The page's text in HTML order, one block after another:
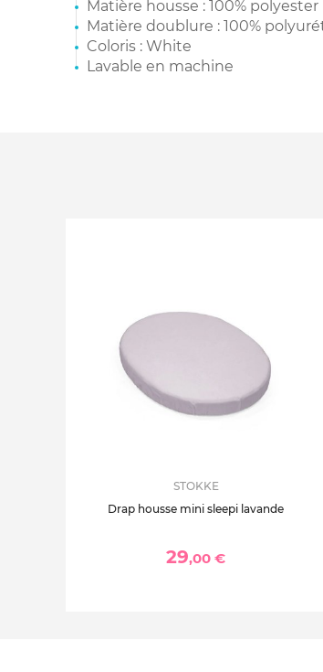
Matière housse : 100% polyester
Matière doublure : 100%
Coloris : White
Lavable en machine
STOKKE
Drap housse mini sleepi lavande
29,00 €